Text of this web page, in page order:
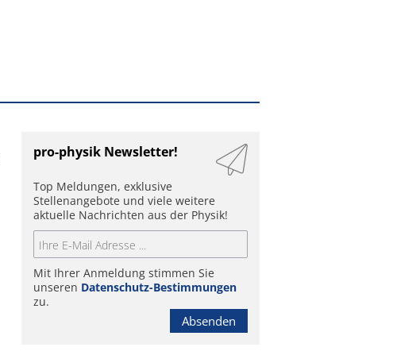
pro-physik Newsletter!
Top Meldungen, exklusive
Stellenangebote und viele weitere
aktuelle Nachrichten aus der Physik!
Mit Ihrer Anmeldung stimmen Sie
unseren Datenschutz-Bestimmungen
zu.
Absenden